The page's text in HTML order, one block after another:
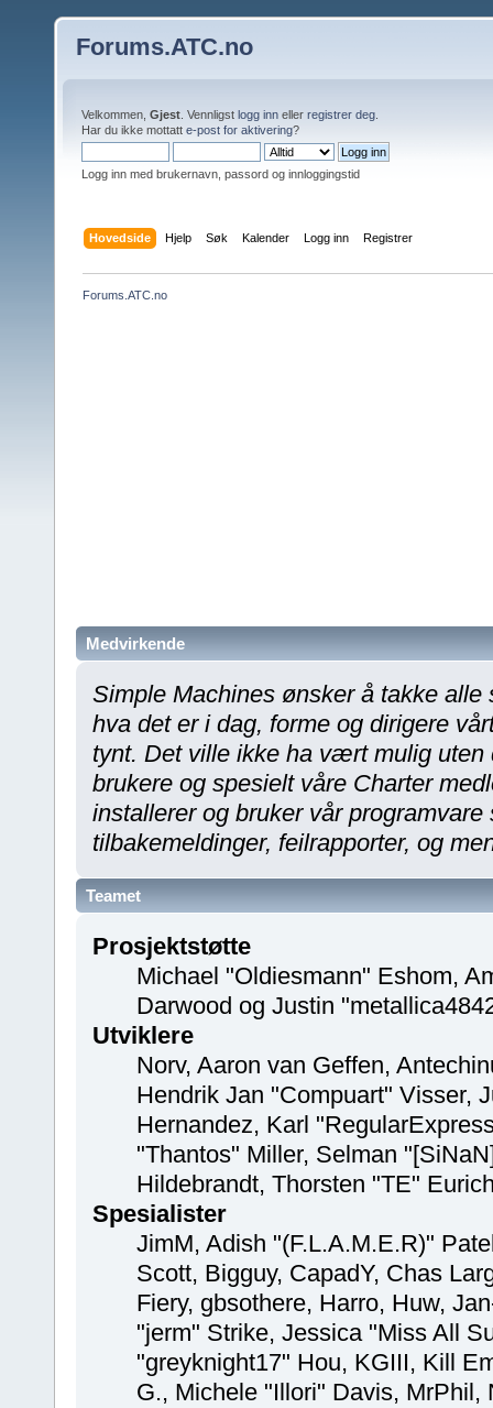
Forums.ATC.no
Velkommen, Gjest . Vennligst logg inn eller registrer deg
Har du ikke mottatt e-post for aktivering?
Logg inn med brukernavn, passord og innloggingstid
Hovedside Hjelp Søk Kalender Logg inn Registrer
Forums.ATC.no
Medvirkende
Simple Machines ønsker å takke
hva det er i dag, forme og dirigere
tynt. Det ville ikke ha vært mulig uten
brukere og spesielt våre Charter
installerer og bruker vår programvare
tilbakemeldinger, feilrapporter, og
Teamet
Prosjektstøtte
Michael "Oldiesmann" Eshom,
Darwood og Justin
Utviklere
Norv, Aaron van Geffen,
Hendrik Jan "Compuart" Visser,
Hernandez, Karl
"Thantos" Miller, Selman
Hildebrandt, Thorsten "TE"
Spesialister
JimM, Adish "(F.L.A.M.E.R)"
Scott, Bigguy, CapadY, Chas
Fiery, gbsothere, Harro, Huw,
"jerm" Strike, Jessica "Miss All
"greyknight17" Hou, KGIII, Kill
G., Michele "Illori" Davis, MrPhil,